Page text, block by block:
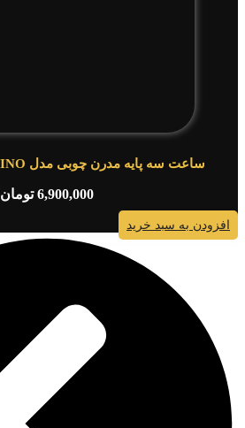
ساعت سه پایه مدرن چوبی مدل RUFINO کد MFC-9123
6,900,000 تومان
افزودن به سبد خرید